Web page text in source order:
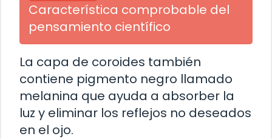
Característica comprobable del
pensamiento científico
La capa de coroides también
contiene pigmento negro llamado
melanina que ayuda a absorber la
luz y eliminar los reflejos no deseados
en el ojo.